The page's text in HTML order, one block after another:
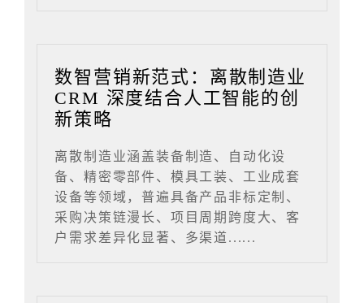
数智营销新范式：离散制造业
CRM 深度结合人工智能的创
新策略
离散制造业涵盖装备制造、自动化设
备、精密零部件、模具工装、工业成套
设备等领域，普遍具备产品非标定制、
采购决策链漫长、项目周期跨度大、客
户需求差异化显著、多渠道......